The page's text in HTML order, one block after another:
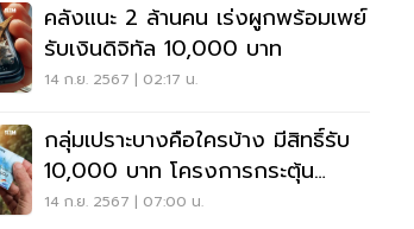
คลังแนะ 2 ล้านคน เร่งผูกพร้อมเพย์
รับเงินดิจิทัล 10,000 บาท
14 ก.ย. 2567 | 02:17 น.
กลุ่มเปราะบางคือใครบ้าง มีสิทธิ์รับ
10,000 บาท โครงการกระตุ้น
เศรษฐกิจ 2567
14 ก.ย. 2567 | 07:00 น.